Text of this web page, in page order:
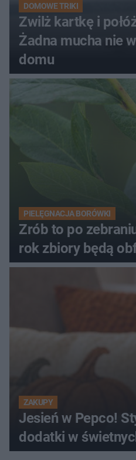
DOMOWE TRIKI
Zwilż kartkę i
Żadna mucha nie
domu
PIELĘGNACJA BORÓWKI
Zrób to po
rok zbiory będą
ZAKUPY
Jesień w Pepco!
dodatki w